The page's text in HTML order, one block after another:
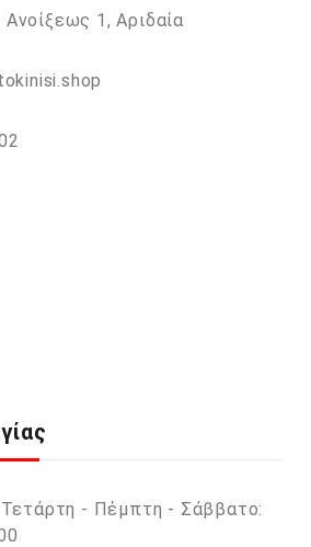
1, Αριδαία
- Πέμπτη - Σάββατο: